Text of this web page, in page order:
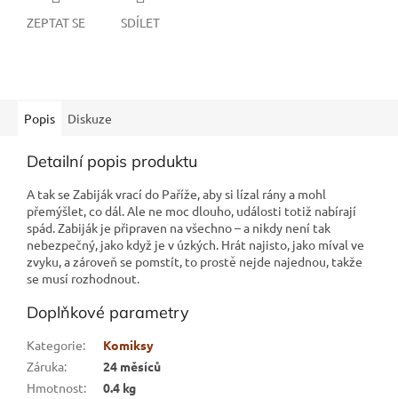
ZEPTAT SE SDÍLET
Popis Diskuze
Detailní popis produktu
A tak se Zabiják vrací do Paříže, aby si lízal rány a mohl
přemýšlet, co dál. Ale ne moc dlouho, události totiž nabírají
spád. Zabiják je připraven na všechno – a nikdy není tak
nebezpečný, jako když je v úzkých. Hrát najisto, jako míval ve
zvyku, a zároveň se pomstít, to prostě nejde najednou, takže
se musí rozhodnout.
Doplňkové parametry
Kategorie:
Komiksy
Záruka:
24 měsíců
Hmotnost:
0.4 kg